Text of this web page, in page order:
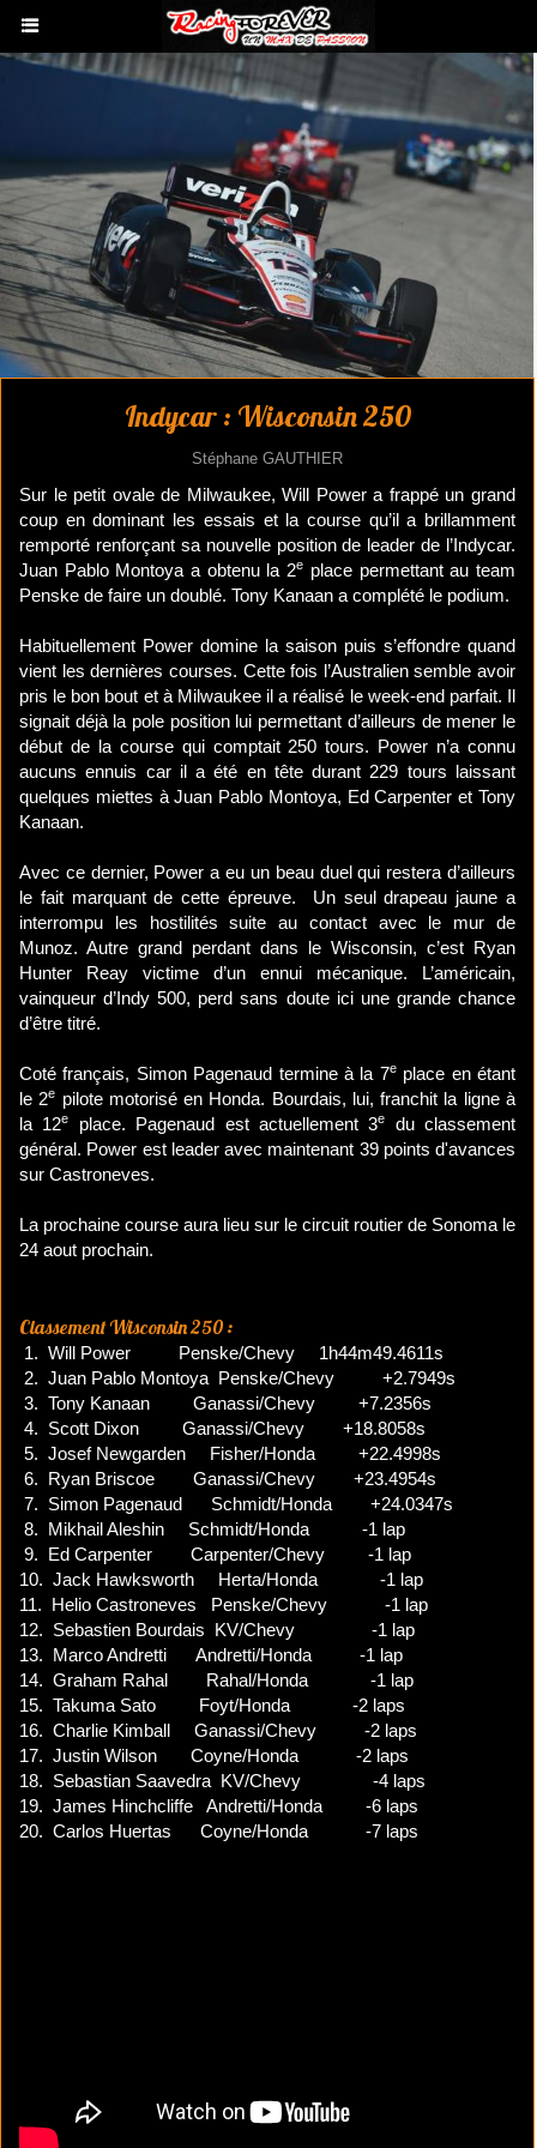
Indycar : Wisconsin 250
Stéphane GAUTHIER
Sur le petit ovale de Milwaukee, Will Power a frappé un grand
coup en dominant les essais et la course qu’il a brillamment
remporté renforçant sa nouvelle position de leader de l’Indycar.
Juan Pablo Montoya a obtenu la 2e place permettant au team
Penske de faire un doublé. Tony Kanaan a complété le podium.
Habituellement Power domine la saison puis s’effondre quand
vient les dernières courses. Cette fois l’Australien semble avoir
pris le bon bout et à Milwaukee il a réalisé le week-end parfait. Il
signait déjà la pole position lui permettant d’ailleurs de mener le
début de la course qui comptait 250 tours. Power n’a connu
aucuns ennuis car il a été en tête durant 229 tours laissant
quelques miettes à Juan Pablo Montoya, Ed Carpenter et Tony
Kanaan.
Avec ce dernier, Power a eu un beau duel qui restera d’ailleurs
le fait marquant de cette épreuve. Un seul drapeau jaune a
interrompu les hostilités suite au contact avec le mur de
Munoz. Autre grand perdant dans le Wisconsin, c’est Ryan
Hunter Reay victime d’un ennui mécanique. L’américain,
vainqueur d’Indy 500, perd sans doute ici une grande chance
d’être titré.
Coté français, Simon Pagenaud termine à la 7eplace en étant
le 2e pilote motorisé en Honda. Bourdais, lui, franchit la ligne à
la 12e place. Pagenaud est actuellement 3e
du classement
général. Power est leader avec maintenant 39 points d'avances
sur Castroneves.
La prochaine course aura lieu sur le circuit routier de Sonoma le
24 aout prochain.
Classement Wisconsin 250 :
1. Will Power Penske/Chevy 1h44m49.4611s
2. Juan Pablo Montoya Penske/Chevy +2.7949s
3. Tony Kanaan Ganassi/Chevy +7.2356s
4. Scott Dixon Ganassi/Chevy +18.8058s
5. Josef Newgarden Fisher/Honda +22.4998s
6. Ryan Briscoe Ganassi/Chevy +23.4954s
7. Simon Pagenaud Schmidt/Honda +24.0347s
8. Mikhail Aleshin Schmidt/Honda -1 lap
9. Ed Carpenter Carpenter/Chevy -1 lap
10. Jack Hawksworth Herta/Honda -1 lap
11. Helio Castroneves Penske/Chevy -1 lap
12. Sebastien Bourdais KV/Chevy -1 lap
13. Marco Andretti Andretti/Honda -1 lap
14. Graham Rahal Rahal/Honda -1 lap
15. Takuma Sato Foyt/Honda -2 laps
16. Charlie Kimball Ganassi/Chevy -2 laps
17. Justin Wilson Coyne/Honda -2 laps
18. Sebastian Saavedra KV/Chevy -4 laps
19. James Hinchcliffe Andretti/Honda -6 laps
20. Carlos Huertas Coyne/Honda -7 laps